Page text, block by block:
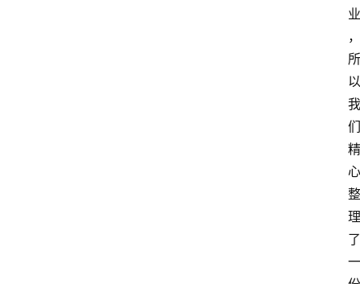
业
，
所
以
我
们
精
心
整
理
了
一